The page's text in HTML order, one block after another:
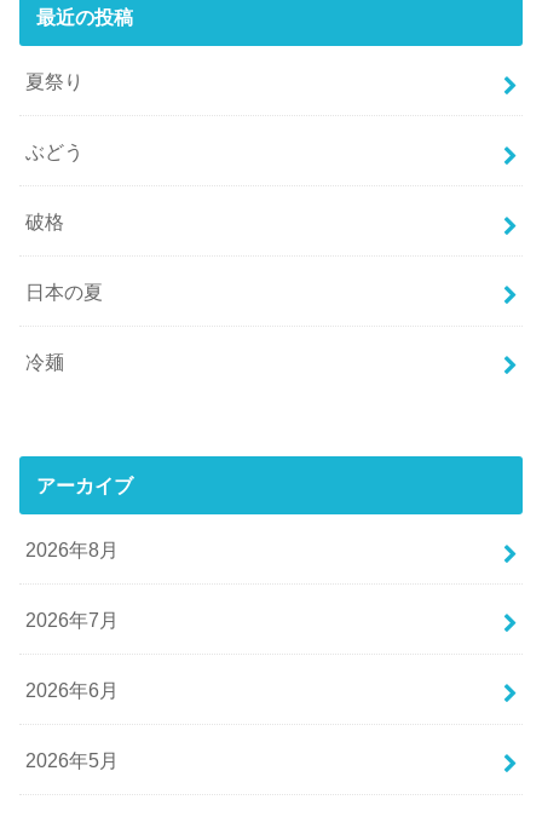
最近の投稿
夏祭り
ぶどう
破格
日本の夏
冷麺
アーカイブ
2026年8月
2026年7月
2026年6月
2026年5月